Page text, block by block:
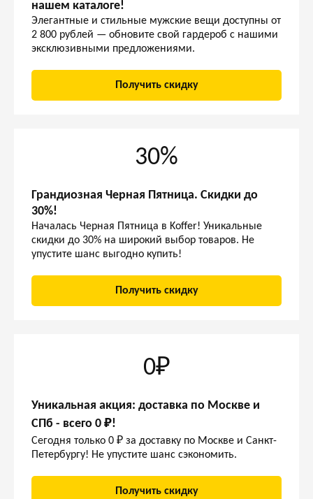
нашем каталоге!
Элегантные и стильные мужские вещи доступны от
2 800 рублей — обновите свой гардероб с нашими
эксклюзивными предложениями.
Получить скидку
30%
Грандиозная Черная Пятница. Скидки до
30%!
Началась Черная Пятница в Koffer! Уникальные
скидки до 30% на широкий выбор товаров. Не
упустите шанс выгодно купить!
Получить скидку
0₽
Уникальная акция: доставка по Москве и
СПб - всего 0 ₽!
Сегодня только 0 ₽ за доставку по Москве и Санкт-
Петербургу! Не упустите шанс сэкономить.
Получить скидку